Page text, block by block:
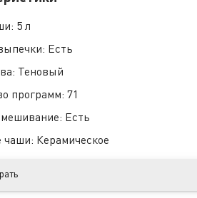
5 л
Есть
Теновый
программ:71
Есть
чаши: Керамическое